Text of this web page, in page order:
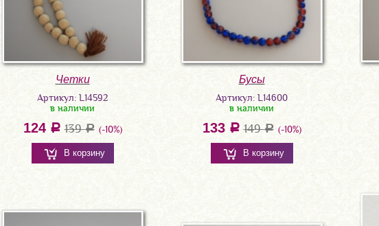
Четки
Артикул: L14592
в наличии
124 a 139a (-10%)
В корзину
Бусы
Артикул: L14600
в наличии
133 a 149a (-10%)
В корзину